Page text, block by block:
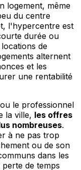
logement, même
du centre
l'hypercentre est
durée ou
de
alternent
et les
une rentabilité
le professionnel
la ville, les offres
nombreuses.
à ne pas trop
ou de son
dans les
de temps